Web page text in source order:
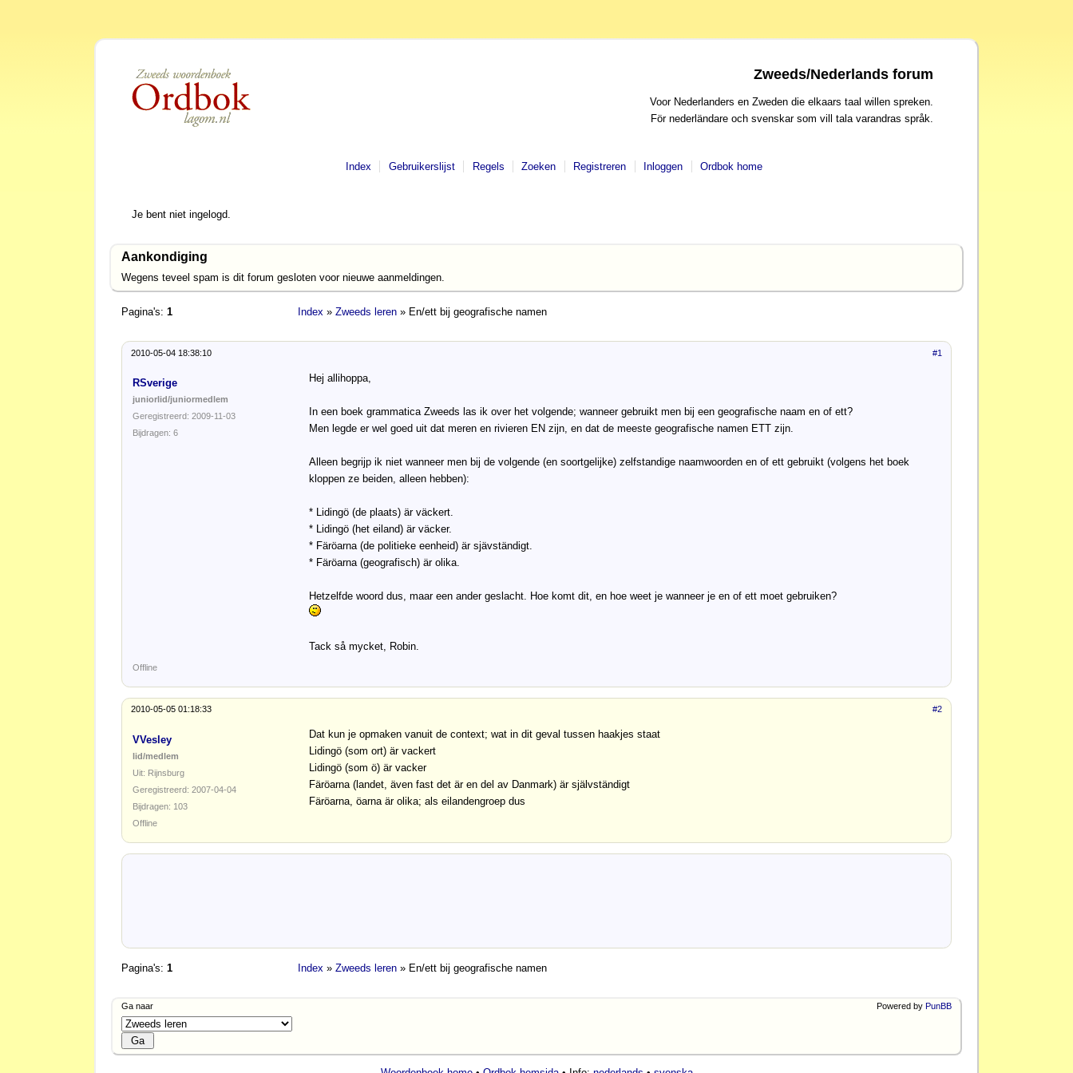
Zweeds/Nederlands forum
Voor Nederlanders en Zweden die elkaars taal willen spreken.
För nederländare och svenskar som vill tala varandras språk.
Index Gebruikerslijst Regels Zoeken Registreren Inloggen Ordbok home
Je bent niet ingelogd.
Aankondiging
Wegens teveel spam is dit forum gesloten voor nieuwe aanmeldingen.
Pagina's: 1 Index » Zweeds leren » En/ett bij geografische namen
#1
2010-05-04 18:38:10
RSverige
juniorlid/juniormedlem
Geregistreerd: 2009-11-03
Bijdragen: 6
Hej allihoppa,
In een boek grammatica Zweeds las ik over het volgende; wanneer gebruikt men bij een geografische naam en of ett?
Men legde er wel goed uit dat meren en rivieren EN zijn, en dat de meeste geografische namen ETT zijn.
Alleen begrijp ik niet wanneer men bij de volgende (en soortgelijke) zelfstandige naamwoorden en of ett gebruikt (volgens het boek
kloppen ze beiden, alleen hebben):
* Lidingö (de plaats) är väckert.
* Lidingö (het eiland) är väcker.
* Färöarna (de politieke eenheid) är sjävständigt.
* Färöarna (geografisch) är olika.
Hetzelfde woord dus, maar een ander geslacht. Hoe komt dit, en hoe weet je wanneer je en of ett moet gebruiken?
Tack så mycket, Robin.
Offline
#2
2010-05-05 01:18:33
VVesley
lid/medlem
Uit: Rijnsburg
Geregistreerd: 2007-04-04
Bijdragen: 103
Dat kun je opmaken vanuit de context; wat in dit geval tussen haakjes staat
Lidingö (som ort) är vackert
Lidingö (som ö) är vacker
Färöarna (landet, även fast det är en del av Danmark) är självständigt
Färöarna, öarna är olika; als eilandengroep dus
Offline
Pagina's: 1 Index » Zweeds leren » En/ett bij geografische namen
Ga naar Powered by PunBB